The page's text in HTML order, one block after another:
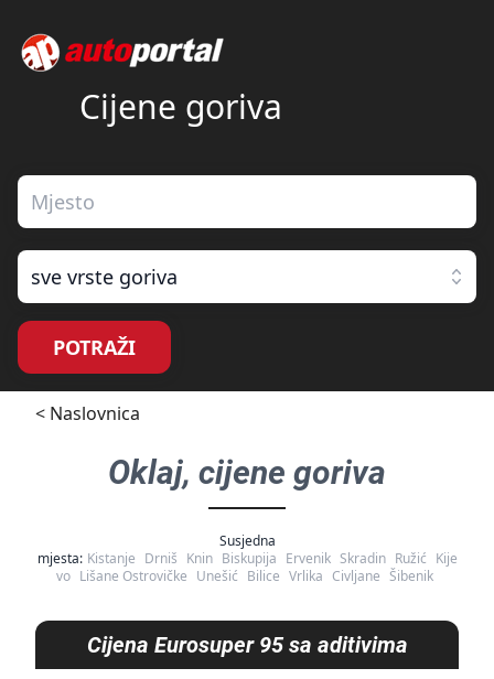
Cijene goriva
sve vrste goriva
POTRAŽI
< Naslovnica
Oklaj, cijene goriva
Susjedna
mjesta: Kistanje Drniš Knin Biskupija Ervenik Skradin Ružić Kije
vo Lišane Ostrovičke Unešić Bilice Vrlika Civljane Šibenik
Cijena Eurosuper 95 sa aditivima